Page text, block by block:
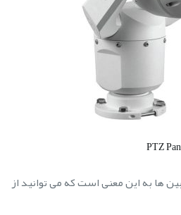
ها به این معنی است که می توانید از